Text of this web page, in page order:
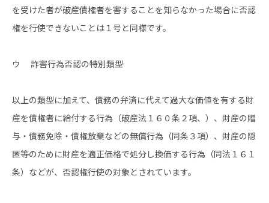
を受けた者が破産債権者を害することを知らなかった場合に否認
権を行使できないことは１号と同様です。
ウ 詐害行為否認の特別類型
以上の類型に加えて、債務の弁済に代えて過大な価値を有する財
産を債権者に給付する行為（破産法１６０条２項、）、財産の贈
与・債務免除・債権放棄などの無償行為（同条３項）、財産の隠
匿等のために財産を適正価格で処分し換価する行為（同法１６１
条）などが、否認権行使の対象とされています。